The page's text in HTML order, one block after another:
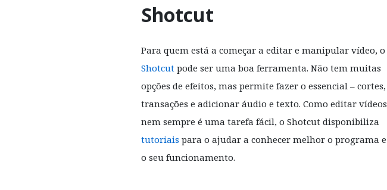
Shotcut
Para quem está a começar a editar e manipular vídeo, o
Shotcut pode ser uma boa ferramenta. Não tem muitas
opções de efeitos, mas permite fazer o essencial – cortes,
transações e adicionar áudio e texto. Como editar vídeos
nem sempre é uma tarefa fácil, o Shotcut disponibiliza
tutoriais para o ajudar a conhecer melhor o programa e
o seu funcionamento.